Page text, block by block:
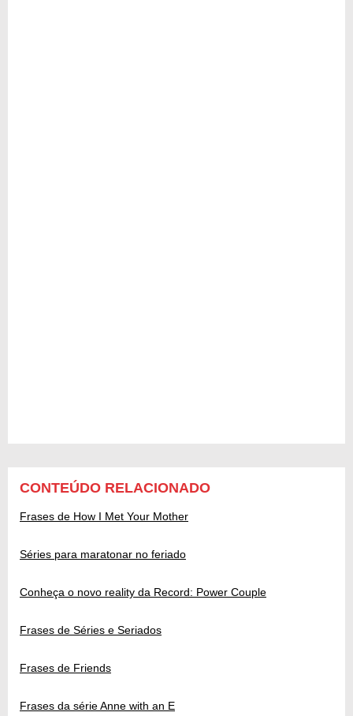
CONTEÚDO RELACIONADO
Frases de How I Met Your Mother
Séries para maratonar no feriado
Conheça o novo reality da Record: Power Couple
Frases de Séries e Seriados
Frases de Friends
Frases da série Anne with an E